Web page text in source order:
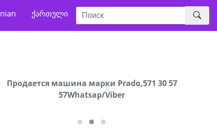
ქართული
Продается машина марки Prado,571 30 57
57Whatsap/Viber
Продаются грабли под лощадь ,+995 551 08 62
72